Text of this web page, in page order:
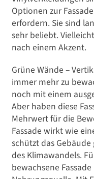
Optionen zur
erfordern. Sie sind
sehr beliebt.
nach einem Akzent.
Grüne Wände –
immer mehr zu
noch mit einem
Aber haben diese
Mehrwert für die
Fassade wirkt wie
schützt das
des Klimawandels.
bewachsene